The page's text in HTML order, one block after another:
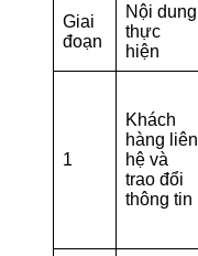
Giai
đoạn
Nội dung
thực
hiện
1
Khách
hàng liên
hệ và
trao đổi
thông tin